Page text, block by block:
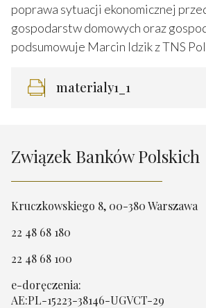
poprawa sytuacji ekonomicznej
gospodarstw domowych oraz
podsumowuje Marcin Idzik z TNS
materialy1_1
Związek Banków Polskich
Kruczkowskiego 8, 00-380 Warszawa
22 48 68 180
22 48 68 100
e-doręczenia:
AE:PL-15223-38146-UGVCT-29